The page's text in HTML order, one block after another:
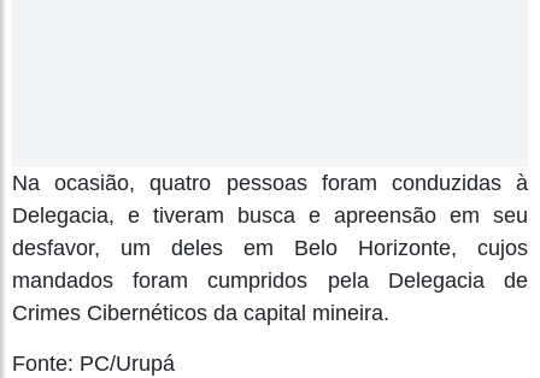
Na ocasião, quatro pessoas foram conduzidas à
Delegacia, e tiveram busca e apreensão em seu
desfavor, um deles em Belo Horizonte, cujos
mandados foram cumpridos pela Delegacia de
Crimes Cibernéticos da capital mineira.
Fonte: PC/Urupá